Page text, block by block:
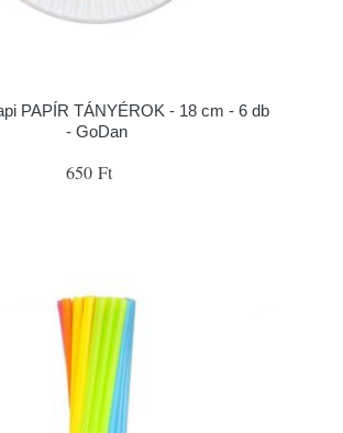
PAPÍR TÁNYÉROK - 18 cm - 6 db
- GoDan
650 Ft